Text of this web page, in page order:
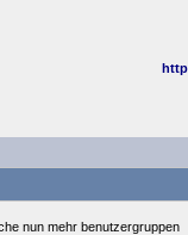
nun mehr benutzergruppen